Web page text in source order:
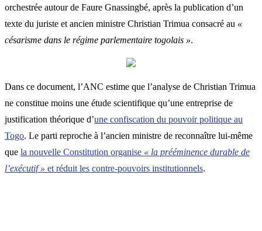
orchestrée autour de Faure Gnassingbé, après la publication d’un
texte du juriste et ancien ministre Christian Trimua consacré au «
césarisme dans le régime parlementaire togolais ».
Dans ce document, l’ANC estime que l’analyse de Christian Trimua
ne constitue moins une étude scientifique qu’une entreprise de
justification théorique d’une confiscation du pouvoir politique au
Togo. Le parti reproche à l’ancien ministre de reconnaître lui-même
que la nouvelle Constitution organise « la prééminence durable de
l’exécutif » et réduit les contre-pouvoirs institutionnels.